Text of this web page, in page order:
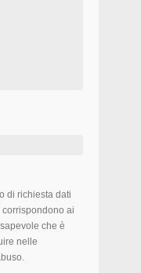
di richiesta dati
ai
che è
nelle